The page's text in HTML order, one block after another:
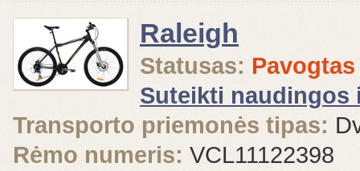
Raleigh
Statusas: Pavogtas
Suteikti naudingos
Transporto priemonės tipas:
Rėmo numeris: VCL11122398